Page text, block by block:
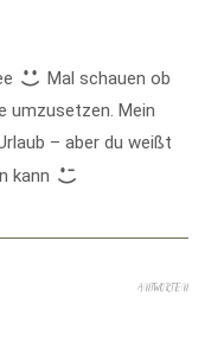
Mal schauen ob
umzusetzen. Mein
– aber du weißt
kann
ANTWORTEN